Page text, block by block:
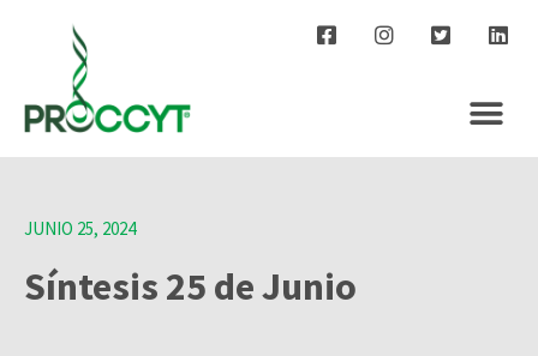
JUNIO 25, 2024
Síntesis 25 de Junio